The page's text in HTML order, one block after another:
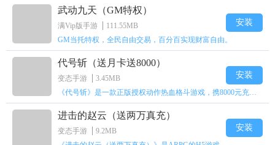
武动九天（GM特权）
满Vip版手游
111.55MB
GM当托特权，全民自由交易，百分百实现财富自由。
安装
代号斩（送月卡送8000）
变态手游
3.45MB
安装
进击的赵云（送两万真充）
变态手游
9.2MB
安装